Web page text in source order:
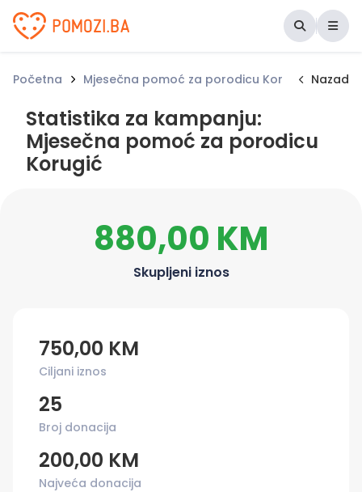
Udruženje Pomozi.ba
Početna Mjesečna pomoć za porodicu Korugić Nazad
Statistika za kampanju:
Mjesečna pomoć za porodicu
Korugić
880,00 KM
Skupljeni iznos
750,00 KM
Ciljani iznos
25
Broj donacija
200,00 KM
Najveća donacija